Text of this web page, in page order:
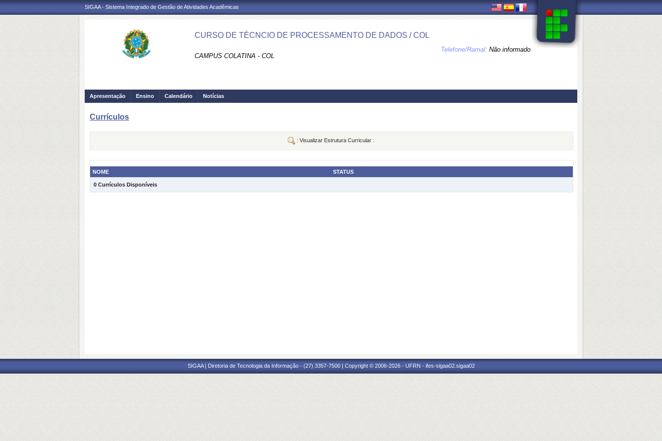
SIGAA - Sistema Integrado de Gestão de Atividades Acadêmicas
CURSO DE TÉCNCIO DE PROCESSAMENTO DE DADOS / COL
CAMPUS COLATINA - COL
Telefone/Ramal: Não informado
Apresentação Ensino Calendário Notícias
Currículos
: Visualizar Estrutura Curricular :
NOME STATUS
0 Currículos Disponíveis
SIGAA | Diretoria de Tecnologia da Informação - (27) 3357-7500 | Copyright © 2006-2026 - UFRN - ifes-sigaa02.sigaa02